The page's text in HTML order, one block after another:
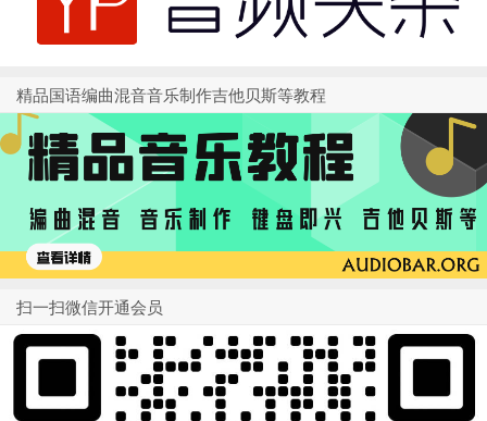
精品国语编曲混音音乐制作吉他贝斯等教程
扫一扫微信开通会员